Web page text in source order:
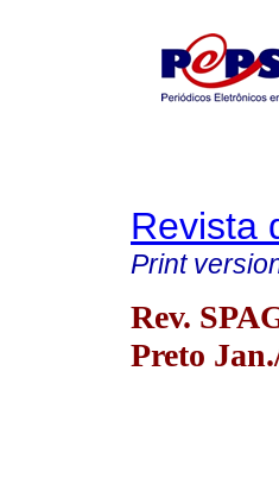
Revista
Print
Rev.
Preto